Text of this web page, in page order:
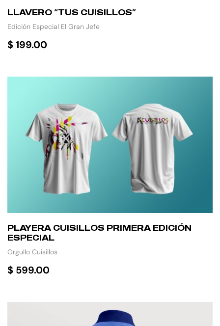
LLAVERO “TUS CUISILLOS”
Edición Especial El Gran Jefe
$199.00
PLAYERA CUISILLOS PRIMERA EDICIÓN
ESPECIAL
Orgullo Cuisillos
$ 599.00